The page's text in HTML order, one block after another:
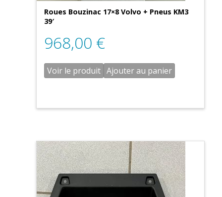
Roues Bouzinac 17×8 Volvo + Pneus KM3
39′
968,00 €
Voir le produit Ajouter au panier